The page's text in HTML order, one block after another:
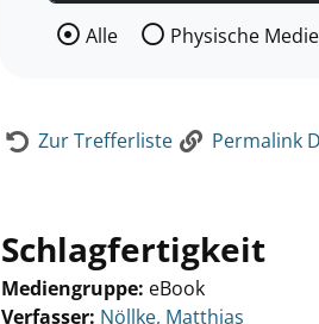
Wählen Sie die Medienart
Alle Physische
Zur Trefferliste Permalink
Schlagfertigkeit
Mediengruppe: eBook
Verfasser: Suche nach diesem
Nöllke, Matthias